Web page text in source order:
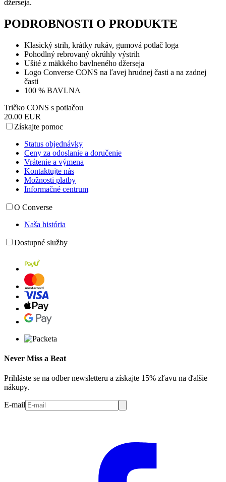
džerseja.
PODROBNOSTI O PRODUKTE
Klasický strih, krátky rukáv, gumová potlač loga
Pohodlný rebrovaný okrúhly výstrih
Ušité z mäkkého bavlneného džerseja
Logo Converse CONS na ľavej hrudnej časti a na zadnej
časti
100 % BAVLNA
Tričko CONS s potlačou
20.00 EUR
Získajte pomoc
Status objednávky
Ceny za odoslanie a doručenie
Vrátenie a výmena
Kontaktujte nás
Možnosti platby
Informačné centrum
O Converse
Naša história
Dostupné služby
Never Miss a Beat
Prihláste se na odber newsletteru a získajte 15% zľavu na ďalšie
nákupy.
E-mail